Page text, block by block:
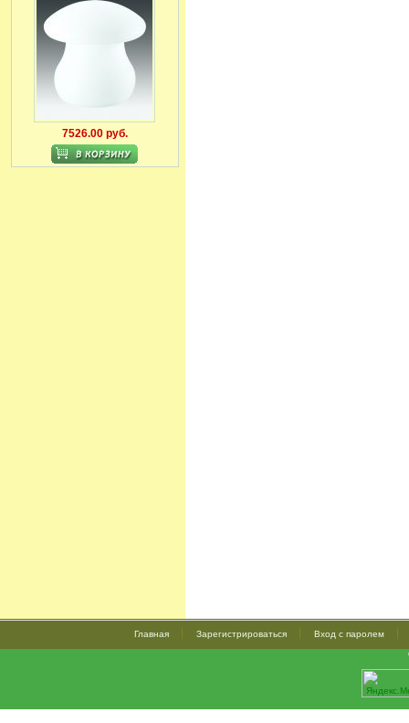
7526.00 руб.
Главная Зарегистрироваться
Вход с паролем